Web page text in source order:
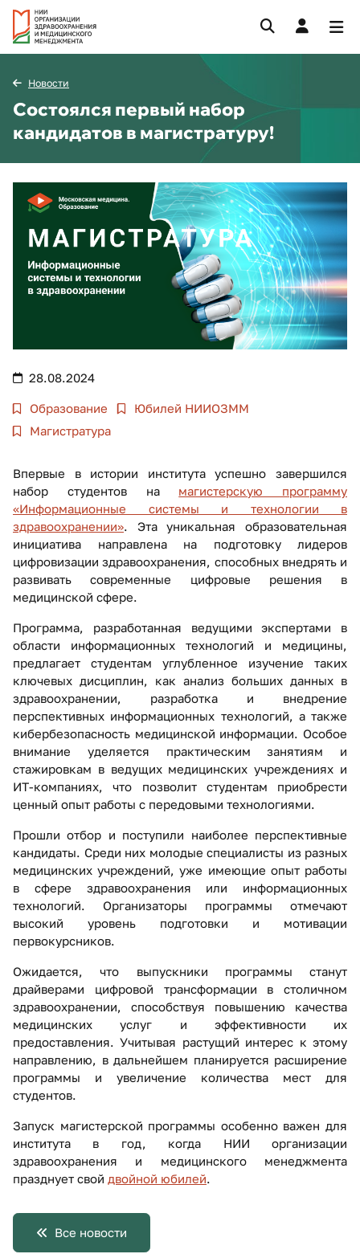
Новости
Состоялся первый набор
кандидатов в магистратуру!
28.08.2024
Образование
Юбилей НИИОЗММ
Магистратура
Впервые в истории института успешно завершился
набор студентов на магистерскую программу
«Информационные системы и технологии в
здравоохранении» . Эта уникальная образовательная
инициатива направлена на подготовку лидеров
цифровизации здравоохранения, способных внедрять и
развивать современные цифровые решения в
медицинской сфере.
Программа, разработанная ведущими экспертами в
области информационных технологий и медицины,
предлагает студентам углубленное изучение таких
ключевых дисциплин, как анализ больших данных в
здравоохранении, разработка и внедрение
перспективных информационных технологий, а также
кибербезопасность медицинской информации. Особое
внимание уделяется практическим занятиям и
стажировкам в ведущих медицинских учреждениях и
ИT-компаниях, что позволит студентам приобрести
ценный опыт работы с передовыми технологиями.
Прошли отбор и поступили наиболее перспективные
кандидаты. Среди них молодые специалисты из разных
медицинских учреждений, уже имеющие опыт работы
в сфере здравоохранения или информационных
технологий. Организаторы программы отмечают
высокий уровень подготовки и мотивации
первокурсников.
Ожидается, что выпускники программы станут
драйверами цифровой трансформации в столичном
здравоохранении, способствуя повышению качества
медицинских услуг и эффективности их
предоставления. Учитывая растущий интерес к этому
направлению, в дальнейшем планируется расширение
программы и увеличение количества мест для
студентов.
Запуск магистерской программы особенно важен для
института в год, когда НИИ организации
здравоохранения и медицинского менеджмента
празднует свой двойной юбилей
Все новости